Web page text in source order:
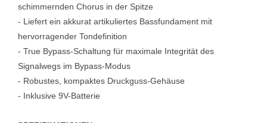
schimmernden Chorus in der Spitze
- Liefert ein akkurat artikuliertes Bassfundament mit
hervorragender Tondefinition
- True Bypass-Schaltung für maximale Integrität des
Signalwegs im Bypass-Modus
- Robustes, kompaktes Druckguss-Gehäuse
- Inklusive 9V-Batterie